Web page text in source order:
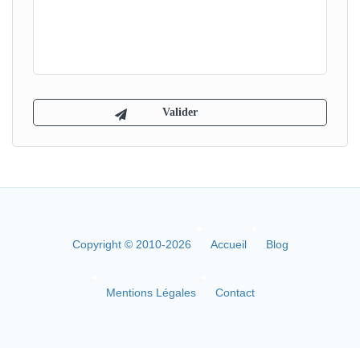
Copyright © 2010-2026 Accueil Blog
Mentions Légales Contact